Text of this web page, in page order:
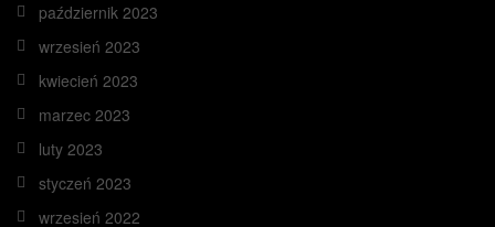
październik 2023
wrzesień 2023
kwiecień 2023
marzec 2023
luty 2023
styczeń 2023
wrzesień 2022